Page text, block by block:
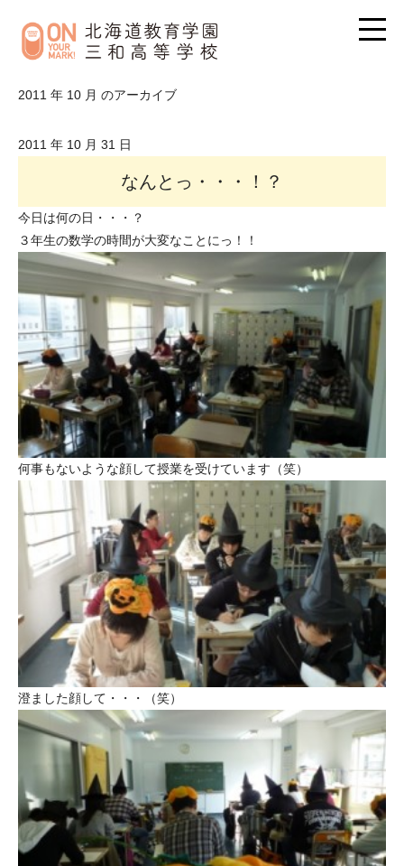
2011 年 10 月 のアーカイブ
2011 年 10 月 31 日
なんとっ・・・！？
今日は何の日・・・？
３年生の数学の時間が大変なことにっ！！
何事もないような顔して授業を受けています（笑）
澄ました顔して・・・（笑）